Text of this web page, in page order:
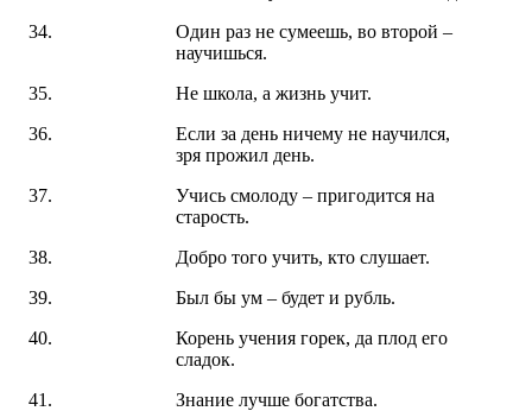
Один раз не сумеешь, во второй –
научишься.
Не школа, а жизнь учит.
Если за день ничему не научился,
зря прожил день.
Учись смолоду – пригодится на
старость.
Добро того учить, кто слушает.
Был бы ум – будет и рубль.
Корень учения горек, да плод его
сладок.
Знание лучше богатства.